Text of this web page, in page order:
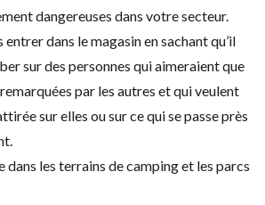
dangereuses dans votre secteur.
dans le magasin en sachant qu’il
sur des personnes qui aimeraient que
par les autres et qui veulent
sur elles ou sur ce qui se passe près
dans les terrains de camping et les parcs